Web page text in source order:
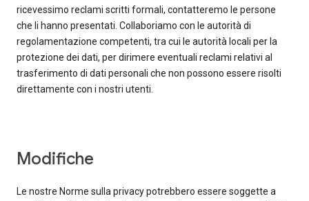
ricevessimo reclami scritti formali, contatteremo le persone
che li hanno presentati. Collaboriamo con le autorità di
regolamentazione competenti, tra cui le autorità locali per la
protezione dei dati, per dirimere eventuali reclami relativi al
trasferimento di dati personali che non possono essere risolti
direttamente con i nostri utenti.
Modifiche
Le nostre Norme sulla privacy potrebbero essere soggette a